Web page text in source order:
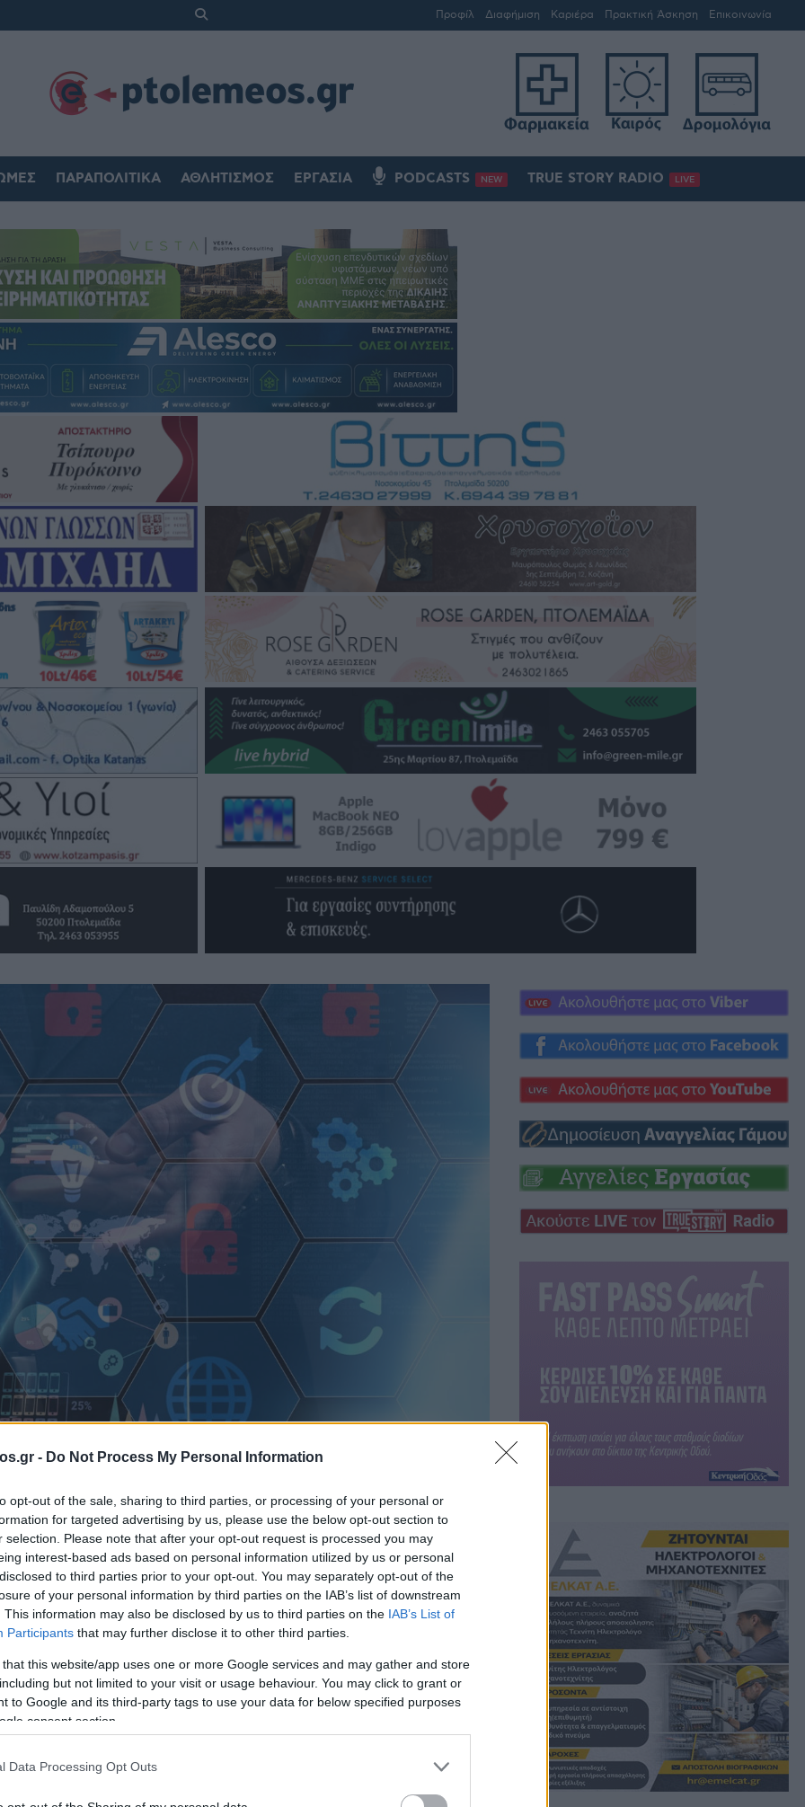
- Do Not Process My Personal Information
opt-out of the sale, sharing to third parties, or processing of your personal or
for targeted advertising by us, please use the below opt-out section to
selection. Please note that after your opt-out request is processed you may
interest-based ads based on personal information utilized by us or personal
to third parties prior to your opt-out. You may separately opt-out of the
of your personal information by third parties on the IAB’s list of downstream
This information may also be disclosed by us to third parties on the IAB’s List of
Participants that may further disclose it to other third parties.
that this website/app uses one or more Google services and may gather and store
but not limited to your visit or usage behaviour. You may click to grant or
to Google and its third-party tags to use your data for below specified purposes
consent section.
Data Processing Opt Outs
Προφίλ Διαφήμιση Καριέρα Πρακτική Άσκηση Επικοινωνία
ΠΑΡΑΠΟΛΙΤΙΚΆ ΑΘΛΗΤΙΣΜΌΣ ΕΡΓΑΣΊΑ PODCASTS NEW TRUE STORY RADIO LIVE
επιτέλους
Ξεκινά η
δις σελίδες με
εκατ. ευρώ